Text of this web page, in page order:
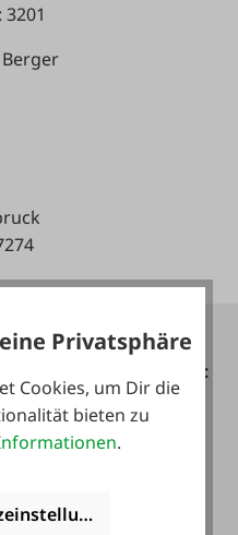
Telefonisch erreichbar:
Mo - Fr:
07:30 - 17.00 Uhr
08:00 - 12:00 Uhr
Privatsphäre
Cookies, um Dir die
bieten zu
.